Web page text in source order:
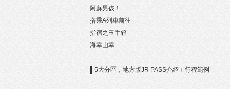
阿蘇男孩！
搭乘A列車前往
指宿之玉手箱
海幸山幸
▌5大分區，地方版JR PASS介紹＋行程範例